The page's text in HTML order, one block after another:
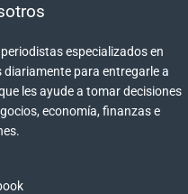
especializados en
para entregarle a
les ayude a tomar decisiones
economía, finanzas e